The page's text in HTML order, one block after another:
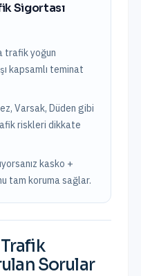
Sigortası
trafikyoğun
kapsamlı teminat
Varsak, Düden gibi
riskleri dikkate
kasko +
tam koruma sağlar.
Sorular